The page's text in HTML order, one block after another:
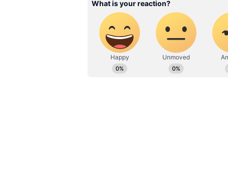
அதில் அனுபவமும்
செய்திகளை எழுதுவதில்